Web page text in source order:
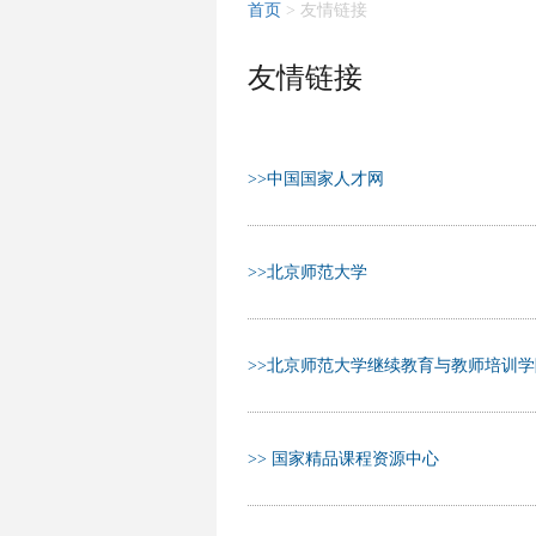
首页 > 友情链接
友情链接
>>中国国家人才网
>>北京师范大学
>>北京师范大学继续教育与教师培训
>> 国家精品课程资源中心